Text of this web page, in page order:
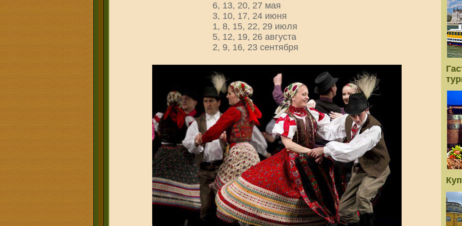
6, 13, 20, 27 мая
3, 10, 17, 24 июня
1, 8, 15, 22, 29 июля
5, 12, 19, 26 августа
2, 9, 16, 23 сентября